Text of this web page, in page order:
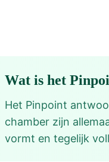
Wat is het
Het Pinpoint
chamber zijn
vormt en tegelijk